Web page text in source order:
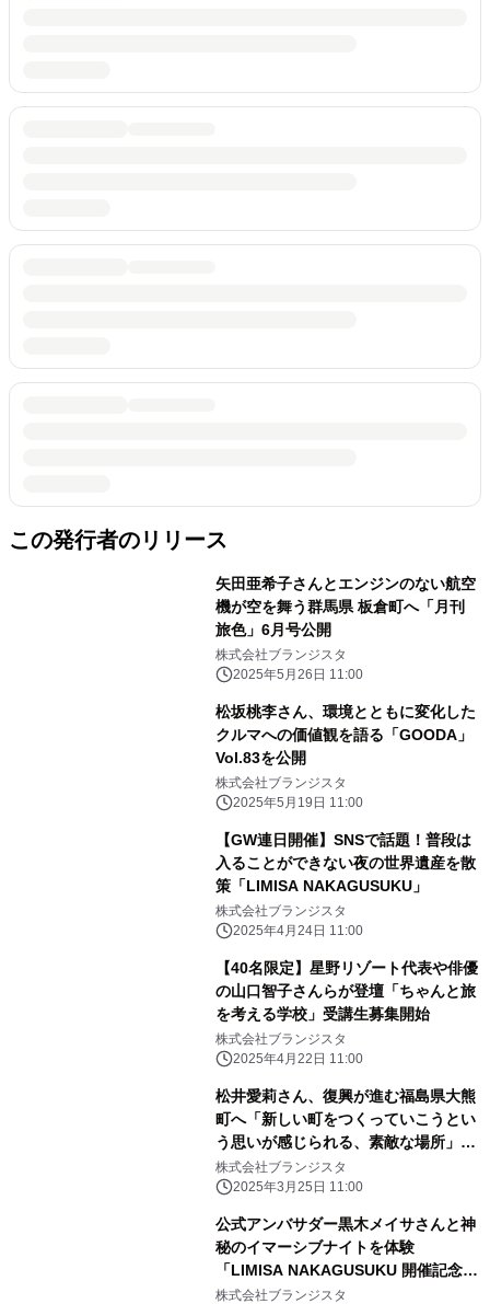
この発行者のリリース
矢田亜希子さんとエンジンのない航空
機が空を舞う群馬県 板倉町へ「月刊
旅色」6月号公開
株式会社ブランジスタ
2025年5月26日 11:00
松坂桃李さん、環境とともに変化した
クルマへの価値観を語る「GOODA」
Vol.83を公開
株式会社ブランジスタ
2025年5月19日 11:00
【GW連日開催】SNSで話題！普段は
入ることができない夜の世界遺産を散
策「LIMISA NAKAGUSUKU」
株式会社ブランジスタ
2025年4月24日 11:00
【40名限定】星野リゾート代表や俳優
の山口智子さんらが登壇「ちゃんと旅
を考える学校」受講生募集開始
株式会社ブランジスタ
2025年4月22日 11:00
松井愛莉さん、復興が進む福島県大熊
町へ「新しい町をつくっていこうとい
う思いが感じられる、素敵な場所」
「月刊 旅色」4月号公開
株式会社ブランジスタ
2025年3月25日 11:00
公式アンバサダー黒木メイサさんと神
秘のイマーシブナイトを体験
「LIMISA NAKAGUSUKU 開催記念レ
セプション」実施レポート
株式会社ブランジスタ